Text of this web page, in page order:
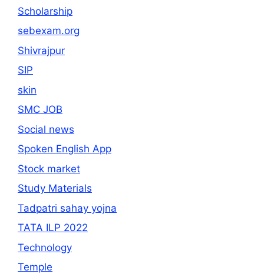
Scholarship
sebexam.org
Shivrajpur
SIP
skin
SMC JOB
Social news
Spoken English App
Stock market
Study Materials
Tadpatri sahay yojna
TATA ILP 2022
Technology
Temple